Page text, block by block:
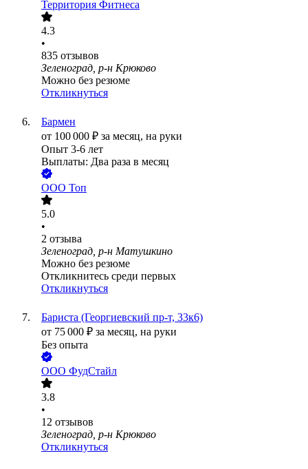
Территория Фитнеса
4.3
•
835 отзывов
Зеленоград, р-н Крюково
Можно без резюме
Откликнуться
Бармен
от 100 000 ₽ за месяц, на руки
Опыт 3-6 лет
Выплаты: Два раза в месяц
ООО Топ
5.0
•
2 отзыва
Зеленоград, р-н Матушкино
Можно без резюме
Откликнитесь среди первых
Откликнуться
Бариста (Георгиевский пр-т, 33к6)
от 75 000 ₽ за месяц, на руки
Без опыта
ООО ФудСтайл
3.8
•
12 отзывов
Зеленоград, р-н Крюково
Откликнуться